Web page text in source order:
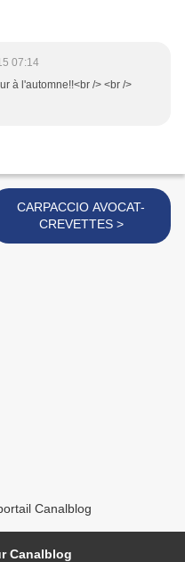
07:14
à l'automne!!<br /> <br />
CARPACCIO AVOCAT-
CREVETTES >
Canalblog
Canalblog